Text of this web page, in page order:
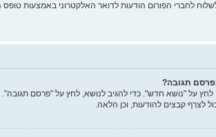
לחברי הפורום הודעות לדואר האלקטרוני באמצעות
תגובה?
על "נושא חדש". כדי להגיב לנושא, לחץ על "פרסם
לצרף קבצים להודעות, וכן הלאה.